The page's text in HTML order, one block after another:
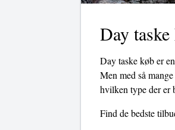
Day
Day taske køb er
Men med så
hvilken type der er
Find de bedste